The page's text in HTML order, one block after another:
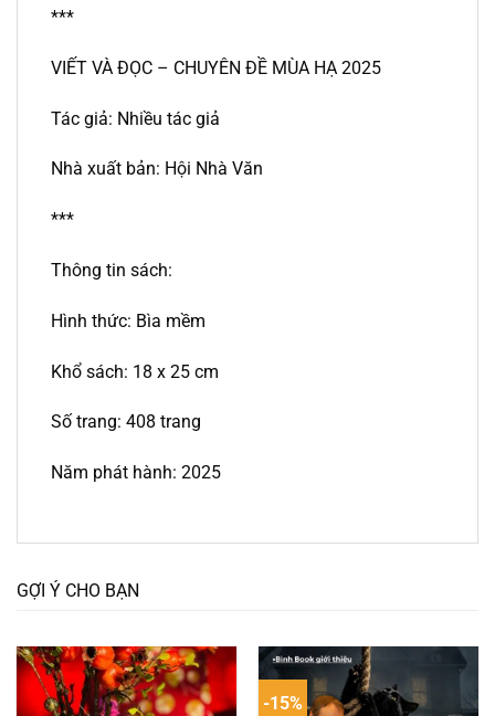
***
VIẾT VÀ ĐỌC – CHUYÊN ĐỀ MÙA HẠ 2025
Tác giả: Nhiều tác giả
Nhà xuất bản: Hội Nhà Văn
***
Thông tin sách:
Hình thức: Bìa mềm
Khổ sách: 18 x 25 cm
Số trang: 408 trang
Năm phát hành: 2025
GỢI Ý CHO BẠN
-15%